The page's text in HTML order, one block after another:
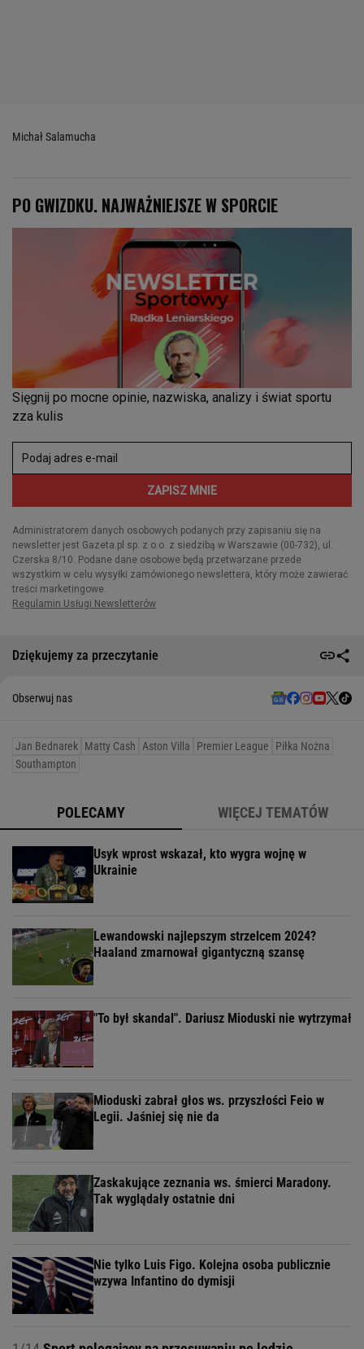
Michał Salamucha
Dziękujemy za przeczytanie
Obserwuj nas
Jan Bednarek Matty Cash Aston Villa Premier League
Piłka Nożna
Southampton
POLECAMY WIĘCEJ TEMATÓW
Usyk wprost wskazał, kto wygra wojnę w
Ukrainie
Lewandowski najlepszym strzelcem 2024?
Haaland zmarnował gigantyczną szansę
"To był skandal". Dariusz Mioduski nie wytrzymał
Mioduski zabrał głos ws. przyszłości Feio w
Legii. Jaśniej się nie da
Zaskakujące zeznania ws. śmierci Maradony.
Tak wyglądały ostatnie dni
Nie tylko Luis Figo. Kolejna osoba publicznie
wzywa Infantino do dymisji